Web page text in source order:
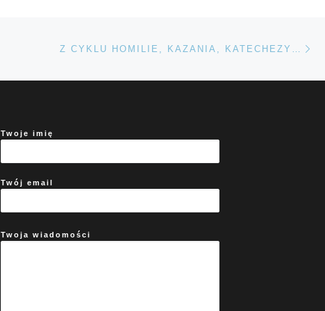
Z CYKLU HOMILIE, KAZANIA, KATECHEZY…
Twoje imię
Twój email
Twoja wiadomości